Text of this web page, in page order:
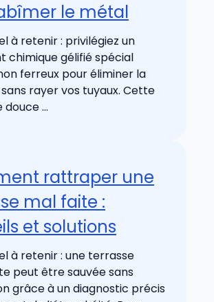
le métal
à retenir : privilégiez un
chimique gélifié spécial
ferreux pour éliminer la
rayer vos tuyaux. Cette
...
rattraper une
mal faite :
et solutions
à retenir : une terrasse
peut être sauvée sans
grâce à un diagnostic précis